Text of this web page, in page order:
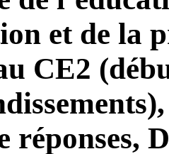
et de la
CE2
réponses,